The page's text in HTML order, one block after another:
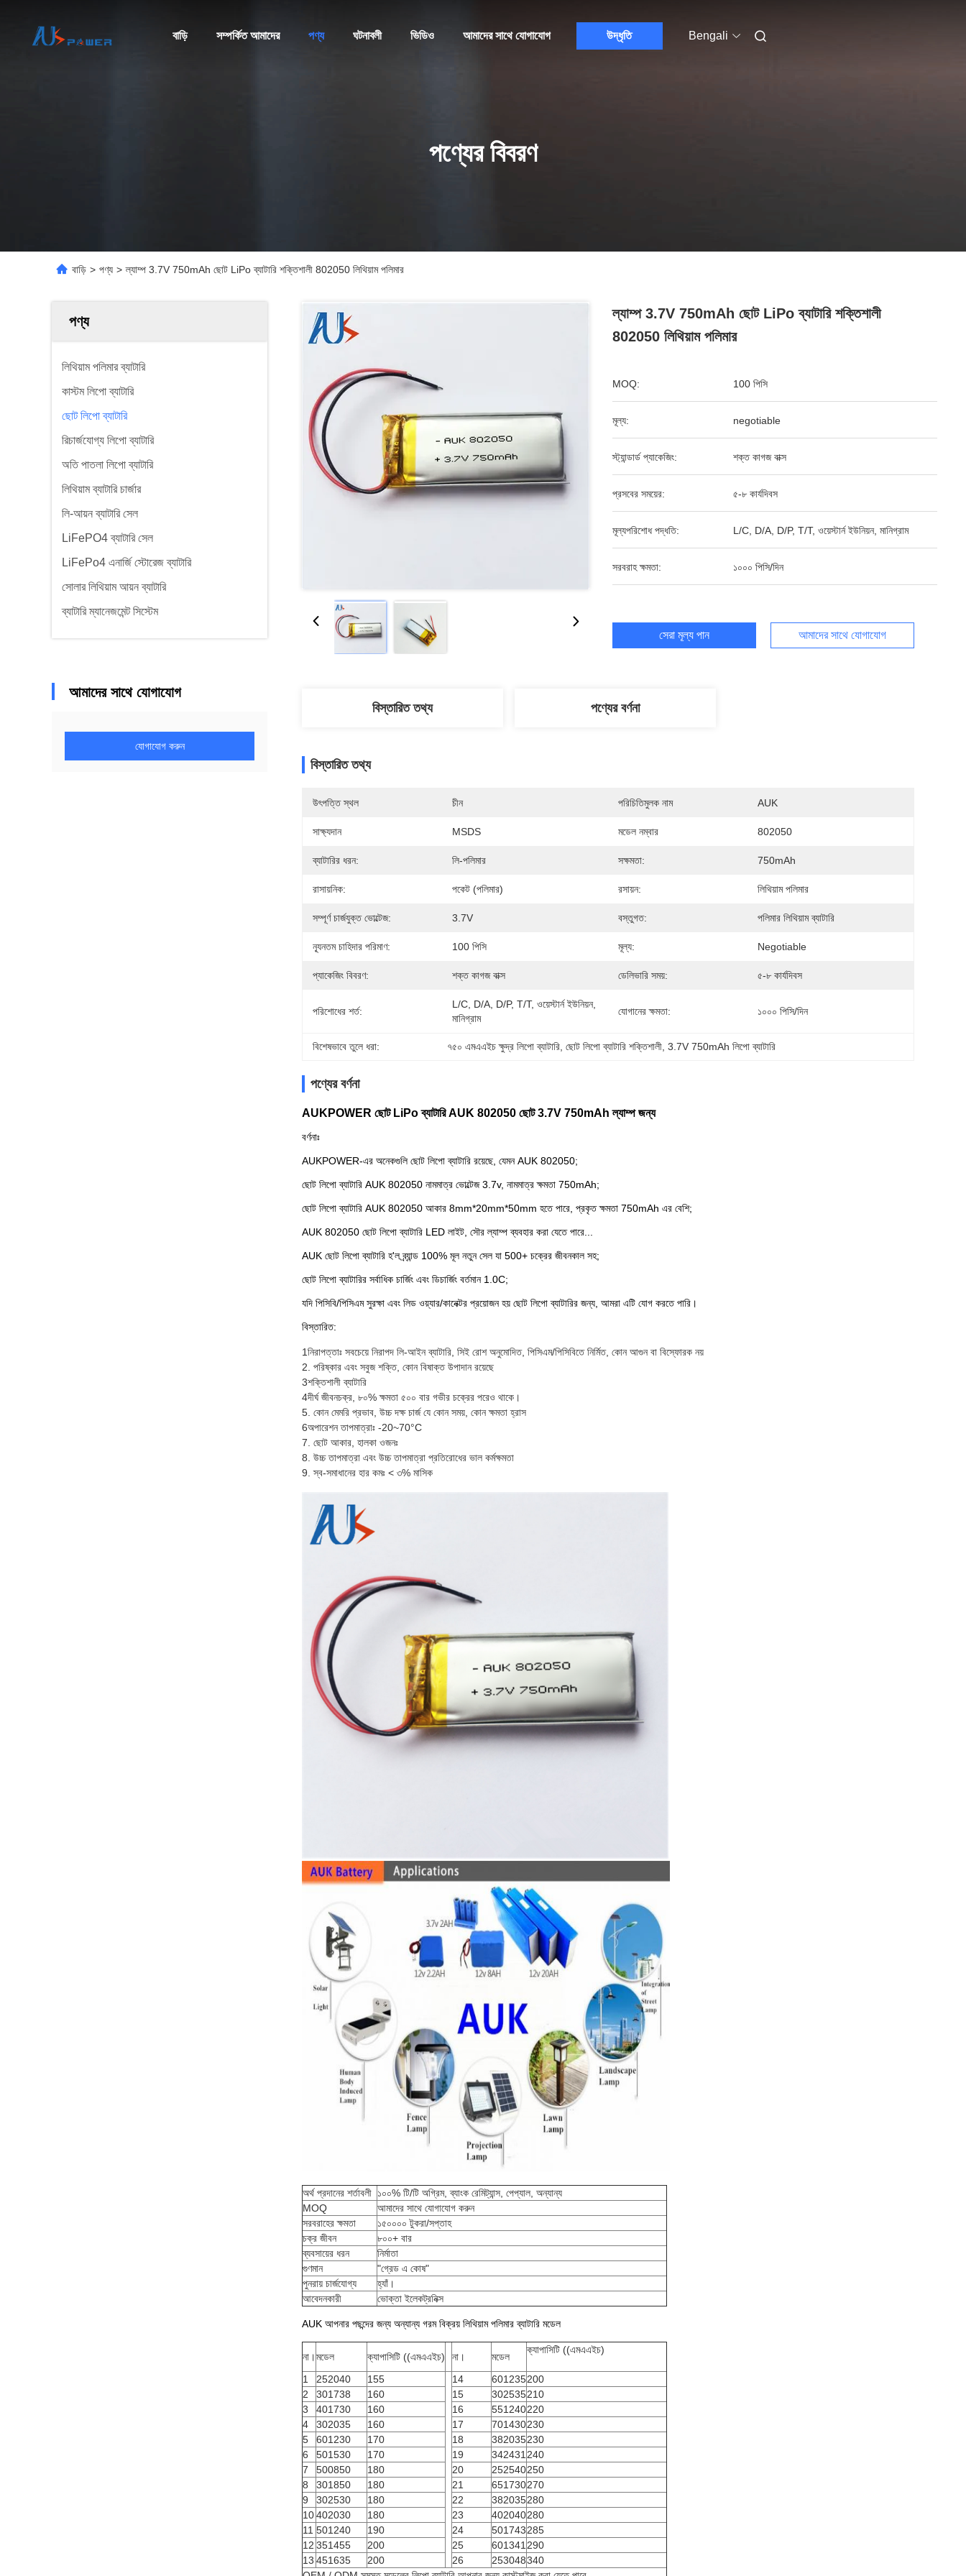
বাড়ি সম্পর্কিত আমাদের পণ্য ঘটনাবলী ভিডিও আমাদের সাথে যোগাযোগ উদ্ধৃতি Bengali
পণ্যের বিবরণ
বাড়ি > পণ্য > ল্যাম্প 3.7V 750mAh ছোট LiPo ব্যাটারি শক্তিশালী 802050 লিথিয়াম পলিমার
পণ্য
লিথিয়াম পলিমার ব্যাটারি
কাস্টম লিপো ব্যাটারি
ছোট লিপো ব্যাটারি
রিচার্জযোগ্য লিপো ব্যাটারি
অতি পাতলা লিপো ব্যাটারি
লিথিয়াম ব্যাটারি চার্জার
লি-আয়ন ব্যাটারি সেল
LiFePO4 ব্যাটারি সেল
LiFePo4 এনার্জি স্টোরেজ ব্যাটারি
সোলার লিথিয়াম আয়ন ব্যাটারি
ব্যাটারি ম্যানেজমেন্ট সিস্টেম
আমাদের সাথে যোগাযোগ
যোগাযোগ করুন
ল্যাম্প 3.7V 750mAh ছোট LiPo ব্যাটারি শক্তিশালী
802050 লিথিয়াম পলিমার
MOQ: 100 পিসি
মূল্য: negotiable
স্ট্যান্ডার্ড প্যাকেজিং: শক্ত কাগজ বাক্স
প্রসবের সময়ের: ৫-৮ কার্যদিবস
মূল্যপরিশোধ পদ্ধতি: L/C, D/A, D/P, T/T, ওয়েস্টার্ন ইউনিয়ন, মানিগ্রাম
সরবরাহ ক্ষমতা: ১০০০ পিসি/দিন
সেরা মূল্য পান আমাদের সাথে যোগাযোগ
বিস্তারিত তথ্য পণ্যের বর্ণনা
বিস্তারিত তথ্য
উৎপত্তি স্থল চীন পরিচিতিমুলক নাম AUK
সাক্ষ্যদান MSDS মডেল নম্বার 802050
ব্যাটারির ধরন: লি-পলিমার সক্ষমতা: 750mAh
রাসায়নিক: পকেট (পলিমার) রসায়ন: লিথিয়াম পলিমার
সম্পূর্ণ চার্জযুক্ত ভোল্টেজ: 3.7V বস্তুগত: পলিমার লিথিয়াম ব্যাটারি
ন্যূনতম চাহিদার পরিমাণ: 100 পিসি মূল্য: Negotiable
প্যাকেজিং বিবরণ: শক্ত কাগজ বাক্স ডেলিভারি সময়: ৫-৮ কার্যদিবস
পরিশোধের শর্ত:
L/C, D/A, D/P, T/T, ওয়েস্টার্ন ইউনিয়ন,
মানিগ্রাম
যোগানের ক্ষমতা: ১০০০ পিসি/দিন
বিশেষভাবে তুলে ধরা: ৭৫০ এমএএইচ ক্ষুদ্র লিপো ব্যাটারি , ছোট লিপো ব্যাটারি শক্তিশালী , 3.7V 750mAh লিপো ব্যাটারি
পণ্যের বর্ণনা
AUKPOWER ছোট LiPo ব্যাটারি AUK 802050 ছোট 3.7V 750mAh ল্যাম্প জন্য
বর্ণনাঃ
AUKPOWER-এর অনেকগুলি ছোট লিপো ব্যাটারি রয়েছে, যেমন AUK 802050;
ছোট লিপো ব্যাটারি AUK 802050 নামমাত্র ভোল্টেজ 3.7v, নামমাত্র ক্ষমতা 750mAh;
ছোট লিপো ব্যাটারি AUK 802050 আকার 8mm*20mm*50mm হতে পারে, প্রকৃত ক্ষমতা 750mAh এর বেশি;
AUK 802050 ছোট লিপো ব্যাটারি LED লাইট, সৌর ল্যাম্প ব্যবহার করা যেতে পারে...
AUK ছোট লিপো ব্যাটারি হ'ল ব্র্যান্ড 100% মূল নতুন সেল যা 500+ চক্রের জীবনকাল সহ;
ছোট লিপো ব্যাটারির সর্বাধিক চার্জিং এবং ডিচার্জিং বর্তমান 1.0C;
যদি পিসিবি/পিসিএম সুরক্ষা এবং লিড ওয়্যার/কানেক্টর প্রয়োজন হয় ছোট লিপো ব্যাটারির জন্য, আমরা এটি যোগ করতে পারি।
বিস্তারিত:
1নিরাপত্তাঃ সবচেয়ে নিরাপদ লি-আইন ব্যাটারি, সিই রোশ অনুমোদিত, পিসিএম/পিসিবিতে নির্মিত, কোন আগুন বা বিস্ফোরক নয়
2. পরিষ্কার এবং সবুজ শক্তি, কোন বিষাক্ত উপাদান রয়েছে
3শক্তিশালী ব্যাটারি
4দীর্ঘ জীবনচক্র, ৮০% ক্ষমতা ৫০০ বার গভীর চক্রের পরেও থাকে।
5. কোন মেমরি প্রভাব, উচ্চ দক্ষ চার্জ যে কোন সময়, কোন ক্ষমতা হ্রাস
6অপারেশন তাপমাত্রাঃ -20~70°C
7. ছোট আকার, হালকা ওজনঃ
8. উচ্চ তাপমাত্রা এবং উচ্চ তাপমাত্রা প্রতিরোধের ভাল কর্মক্ষমতা
9. স্ব-সমাধানের হার কমঃ < ৩% মাসিক
অর্থ প্রদানের শর্তাবলী ১০০% টি/টি অগ্রিম, ব্যাংক রেমিট্যান্স, পেপ্যাল, অন্যান্য
MOQ
আমাদের সাথে যোগাযোগ করুন
সরবরাহের ক্ষমতা
১৫০০০০ টুকরা/সপ্তাহ
চক্র জীবন
৮০০+ বার
ব্যবসায়ের ধরন
নির্মাতা
গুণমান
"গ্রেড এ কোষ"
পুনরায় চার্জযোগ্য
হ্যাঁ।
আবেদনকারী
ভোক্তা ইলেকট্রনিক্স
AUK আপনার পছন্দের জন্য অন্যান্য গরম বিক্রয় লিথিয়াম পলিমার ব্যাটারি মডেল
না।মডেল ক্যাপাসিটি ((এমএএইচ) না। মডেল
ক্যাপাসিটি ((এমএএইচ)
1 252040 155 14 601235200
2
301738 160 15 302535210
3
401730 160 16 551240220
4
302035 160 17 701430230
5
601230 170 18 382035230
6
501530 170 19 342431 240
7
500850 180 20 252540250
8
301850 180 21 651730270
9
302530 180 22 382035280
10402030 180 23 402040280
11 501240 190 24 501743285
12 351455 200 25 601341 290
13 451635 200 26 253048340